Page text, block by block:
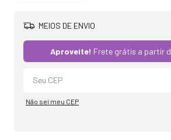
MEIOS DE ENVIO
Aproveite! Frete grátis a partir
Não sei meu CEP